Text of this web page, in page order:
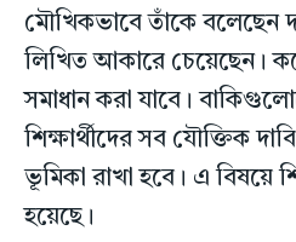
মৌখিকভাবে তাঁকে বলেছেন
লিখিত আকারে চেয়েছেন।
সমাধান করা যাবে।
শিক্ষার্থীদের সব যৌক্তিক
ভূমিকা রাখা হবে। এ বিষয়ে
হয়েছে।